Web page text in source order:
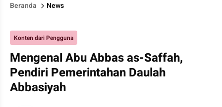
Beranda News
Konten dari Pengguna
Mengenal Abu Abbas as-Saffah,
Pendiri Pemerintahan Daulah
Abbasiyah